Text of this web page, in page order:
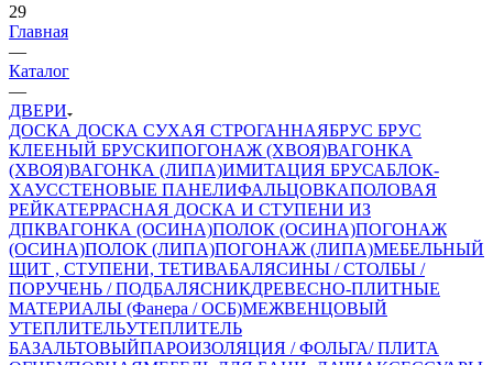
29
Главная
—
Каталог
—
ДВЕРИ
ДОСКА ДОСКА СУХАЯ СТРОГАННАЯБРУС БРУС
КЛЕЕНЫЙ БРУСКИПОГОНАЖ (ХВОЯ)ВАГОНКА
(ХВОЯ)ВАГОНКА (ЛИПА)ИМИТАЦИЯ БРУСАБЛОК-
ХАУССТЕНОВЫЕ ПАНЕЛИФАЛЬЦОВКАПОЛОВАЯ
РЕЙКАТЕРРАСНАЯ ДОСКА И СТУПЕНИ ИЗ
ДПКВАГОНКА (ОСИНА)ПОЛОК (ОСИНА)ПОГОНАЖ
(ОСИНА)ПОЛОК (ЛИПА)ПОГОНАЖ (ЛИПА)МЕБЕЛЬНЫЙ
ЩИТ , СТУПЕНИ, ТЕТИВАБАЛЯСИНЫ / СТОЛБЫ /
ПОРУЧЕНЬ / ПОДБАЛЯСНИКДРЕВЕСНО-ПЛИТНЫЕ
МАТЕРИАЛЫ (Фанера / ОСБ)МЕЖВЕНЦОВЫЙ
УТЕПЛИТЕЛЬУТЕПЛИТЕЛЬ
БАЗАЛЬТОВЫЙПАРОИЗОЛЯЦИЯ / ФОЛЬГА/ ПЛИТА